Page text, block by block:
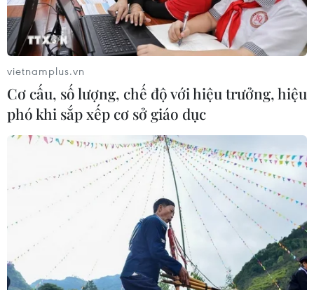
vietnamplus.vn
Cơ cấu, số lượng, chế độ với hiệu trưởng, hiệu
phó khi sắp xếp cơ sở giáo dục